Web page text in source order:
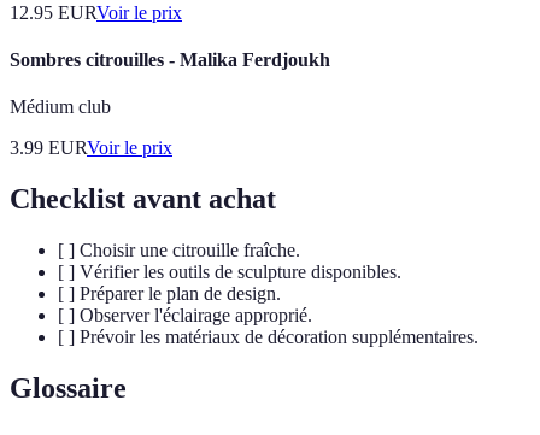
12.95 EURVoir le prix
Sombres citrouilles - Malika Ferdjoukh
Médium club
3.99 EURVoir le prix
Checklist avant achat
[ ] Choisir une citrouille fraîche.
[ ] Vérifier les outils de sculpture disponibles.
[ ] Préparer le plan de design.
[ ] Observer l'éclairage approprié.
[ ] Prévoir les matériaux de décoration supplémentaires.
Glossaire